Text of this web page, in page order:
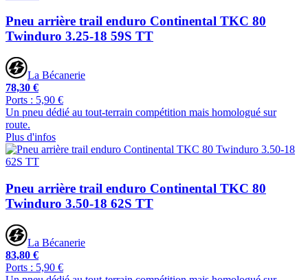
Pneu arrière trail enduro Continental TKC 80
Twinduro 3.25-18 59S TT
La Bécanerie
78,30 €
Ports : 5,90 €
Un pneu dédié au tout-terrain compétition mais homologué sur
route.
Plus d'infos
Pneu arrière trail enduro Continental TKC 80
Twinduro 3.50-18 62S TT
La Bécanerie
83,80 €
Ports : 5,90 €